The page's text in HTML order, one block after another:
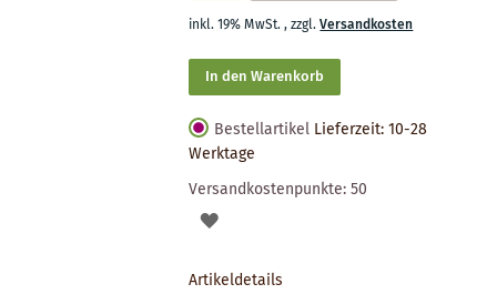
inkl. 19% MwSt.,zzgl.Versandkosten
In den Warenkorb
Bestellartikel Lieferzeit: 10-28
Werktage
Versandkostenpunkte:50
AUF
Artikeldetails